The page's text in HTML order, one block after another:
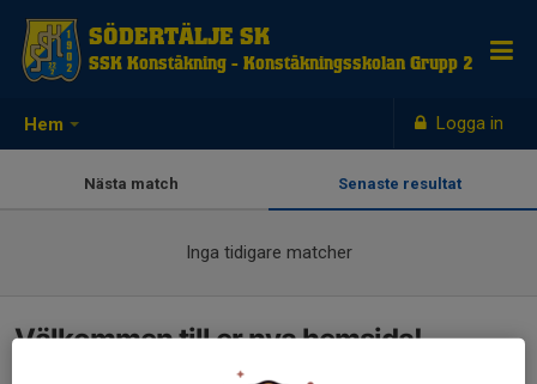
Hem Logga in
SÖDERTÄLJE SK
SSK Konståkning - Konståkningsskolan Grupp 2
Nästa match Senaste resultat
Inga tidigare matcher
Välkommen till er nya hemsida!